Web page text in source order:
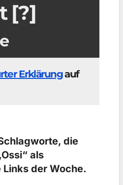
[?]
Erklärungauf
die
als
der Woche.